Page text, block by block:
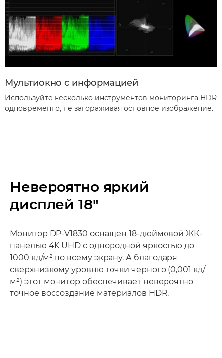
Мультиокно с информацией
Используйте несколько инструментов мониторинга HDR
одновременно, не загораживая основное изображение.
Невероятно яркий
дисплей 18"
Монитор DP-V1830 оснащен 18-дюймовой ЖК-
панелью 4K UHD с однородной яркостью до
1000 кд/м² по всему экрану. А благодаря
сверхнизкому уровню точки черного (0,001 кд/
м²) этот монитор обеспечивает невероятно
точное воссоздание материалов HDR.